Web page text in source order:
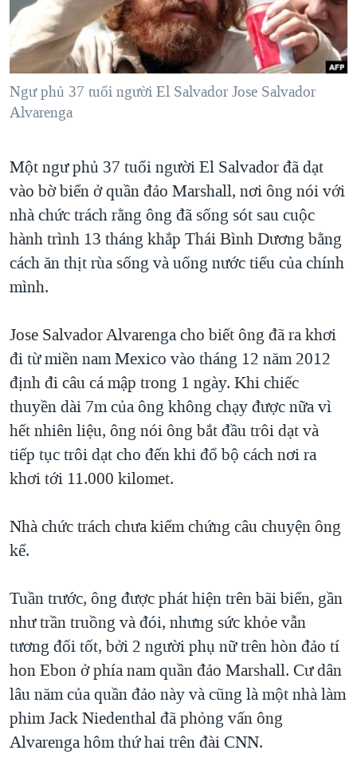
"Tìm"NGƯỜI VIỆT HẢI NGOẠI
ĐỜI SỐNG
KINH TẾ
KHOA HỌC
VĂN HOÁ
THỂ THAO
GIÁO DỤC
TẠI
HÀNH TRÌNH BẦU CỬ 2024
MỘT NĂM CHIẾN TRANH TẠI DẢI GAZA
GIẢI MÃ VÀNH ĐAI & CON ĐƯỜNG
NGÀY TỊ NẠN THẾ GIỚI
GROUND ZERO – XƯA VÀ NAY
CHI PHÍ CHIẾN TRANH AFGHANISTAN
CÁC GIÁ TRỊ CỘNG HÒA Ở VIỆT NAM
THƯỢNG ĐỈNH TRUMP-KIM TẠI VIỆT NAM
TRỊNH VĨNH BÌNH VS. CHÍNH PHỦ VIỆT NAM
BÊN KIA QUỐC LỘ: TIẾNG VỌNG TỪ NÔNG THÔN MỸ
QUAN HỆ VIỆT MỸ
VIDEO
NGHE
MẠNG XÃ HỘI
Ngôn ngữ khác
Ngư phủ 37 tuổi người El Salvador Jose Salvador
Alvarenga
Một ngư phủ 37 tuổi người El Salvador đã dạt
vào bờ biển ở quần đảo Marshall, nơi ông nói với
nhà chức trách rằng ông đã sống sót sau cuộc
hành trình 13 tháng khắp Thái Bình Dương bằng
cách ăn thịt rùa sống và uống nước tiểu của chính
mình.
Jose Salvador Alvarenga cho biết ông đã ra khơi
đi từ miền nam Mexico vào tháng 12 năm 2012
định đi câu cá mập trong 1 ngày. Khi chiếc
thuyền dài 7m của ông không chạy được nữa vì
hết nhiên liệu, ông nói ông bắt đầu trôi dạt và
tiếp tục trôi dạt cho đến khi đổ bộ cách nơi ra
khơi tới 11.000 kilomet.
Nhà chức trách chưa kiểm chứng câu chuyện ông
kể.
Tuần trước, ông được phát hiện trên bãi biển, gần
như trần truồng và đói, nhưng sức khỏe vẫn
tương đối tốt, bởi 2 người phụ nữ trên hòn đảo tí
hon Ebon ở phía nam quần đảo Marshall. Cư dân
lâu năm của quần đảo này và cũng là một nhà làm
phim Jack Niedenthal đã phỏng vấn ông
Alvarenga hôm thứ hai trên đài CNN.